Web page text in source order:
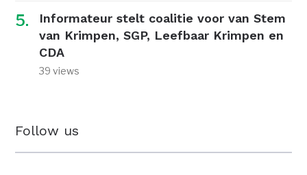
Informateur stelt coalitie voor van Stem
van Krimpen, SGP, Leefbaar Krimpen en
CDA
39 views
Follow us